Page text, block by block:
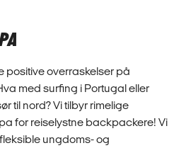
positive overraskelser på
med surfing i Portugal eller
til nord? Vi tilbyr rimelige
for reiselystne backpackere! Vi
ungdoms- og